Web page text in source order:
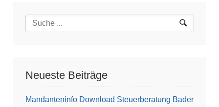
Neueste Beiträge
Mandanteninfo Download Steuerberatung Bader